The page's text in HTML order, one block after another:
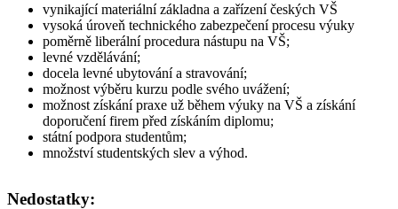
vynikající materiální základna a zařízení českých VŠ
vysoká úroveň technického zabezpečení procesu výuky
poměrně liberální procedura nástupu na VŠ;
levné vzdělávání;
docela levné ubytování a stravování;
možnost výběru kurzu podle svého uvážení;
možnost získání praxe už během výuky na VŠ a získání
doporučení firem před získáním diplomu;
státní podpora studentům;
množství studentských slev a výhod.
Nedostatky: